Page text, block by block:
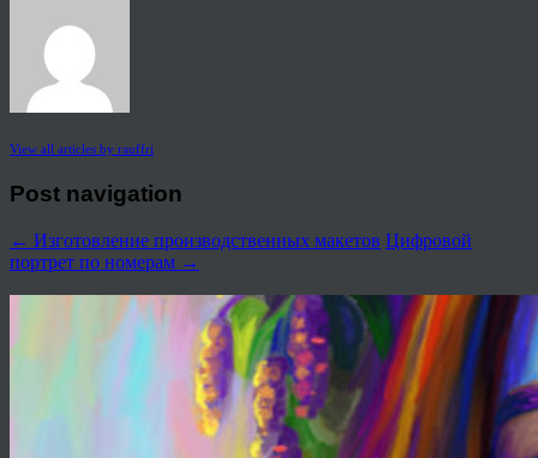
View all articles by rauffri
Post navigation
← Изготовление производственных макетов Цифровой
портрет по номерам →